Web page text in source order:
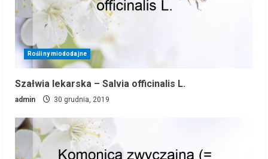
Rośliny miododajne
Szałwia lekarska – Salvia officinalis L.
admin 30 grudnia, 2019